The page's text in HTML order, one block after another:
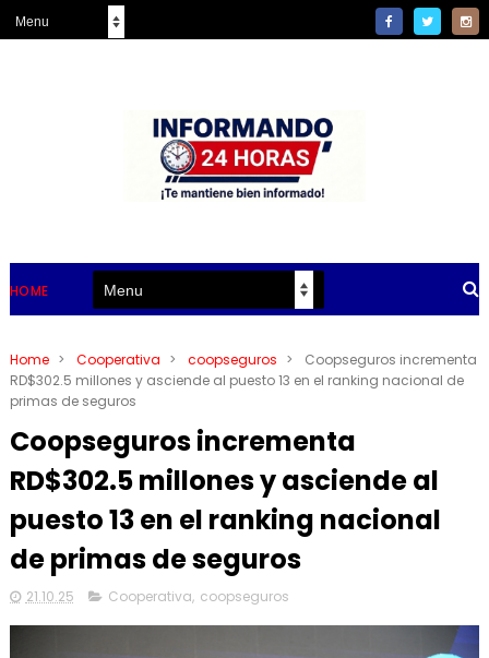
HOME
Home > Cooperativa > coopseguros >
Coopseguros incrementa
RD$302.5 millones y asciende al puesto 13 en el ranking nacional de
primas de seguros
Coopseguros incrementa
RD$302.5 millones y asciende al
puesto 13 en el ranking nacional
de primas de seguros
21.10.25 Cooperativa, coopseguros